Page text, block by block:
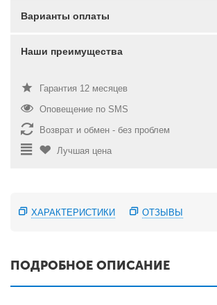
Варианты оплаты
Наши преимущества
Гарантия 12 месяцев
Оповещение по SMS
Возврат и обмен - без проблем
Лучшая цена
ХАРАКТЕРИСТИКИ ОТЗЫВЫ
ПОДРОБНОЕ ОПИСАНИЕ